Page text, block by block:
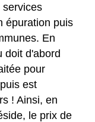
services
épuration puis
En
doit d'abord
pour
est
! Ainsi, en
le prix de